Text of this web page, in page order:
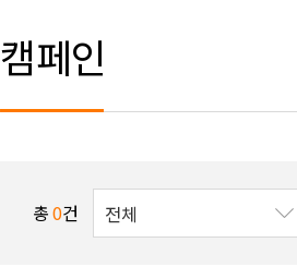
캠페인
총0건